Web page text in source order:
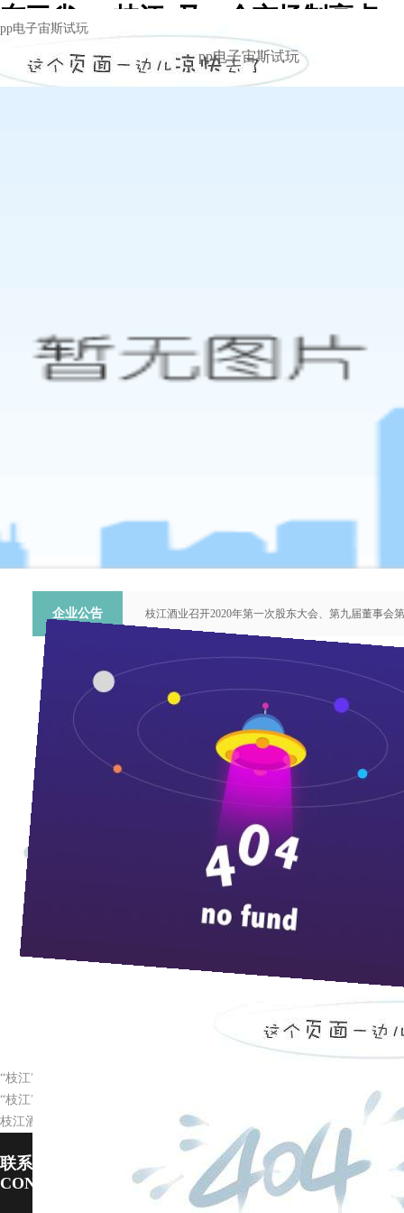
东三省：“枝江”又一个市场制高点 -
pp电子宙斯试玩
pp电子宙斯试玩
pp电子宙斯试玩
企业公告
枝江酒业召开2020年第一次股东大会、第九届董事会
关于提名推荐第六届中国青年科技工作者协会会员人
枝江酒业召开2018年第二次股东大会、第八届董事会
枝江酒业召开2015年第一次股东大会、第七届董事会
“谦泰吉文苑”征稿启事
东
月下旬，在枝江酒业的营销会议上，销售公司总经理曹
东三省市场的全面启动，而且也用雄厚的实力表明东三省已经
随着“枝江”全国化大品牌战略的科学推进，“枝江”品牌已
的连片开发、纵深发展的序幕。
百年枝江，诚信天下。近年来，枝江的省外亿元市场、数亿
上，枝江酒业将以精准的产品定位、有效的广告形象宣传，稳
“枝江”和孙红雷把荧屏再度点燃
“枝江”新广告片将于八月中旬全面推出
枝江酒业四大举措保增长
联系pp电子宙斯试玩
CONTACT US